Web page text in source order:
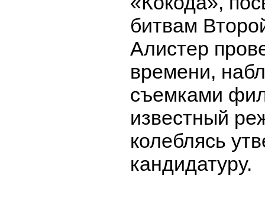
битвам
Алистер
времени,
съемками
известный
колеблясь
кандидатуру.